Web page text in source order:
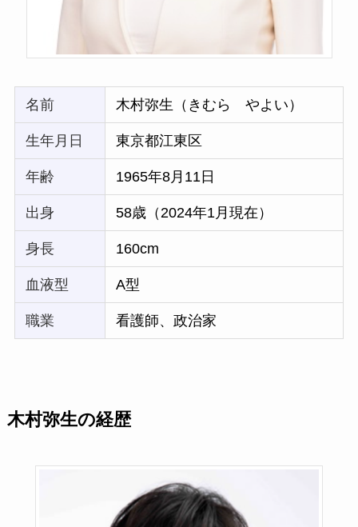
名前 木村弥生（きむら やよい）
生年月日 東京都江東区
年齢 1965年8月11日
出身 58歳（2024年1月現在）
身長 160cm
血液型 A型
職業 看護師、政治家
木村弥生の経歴